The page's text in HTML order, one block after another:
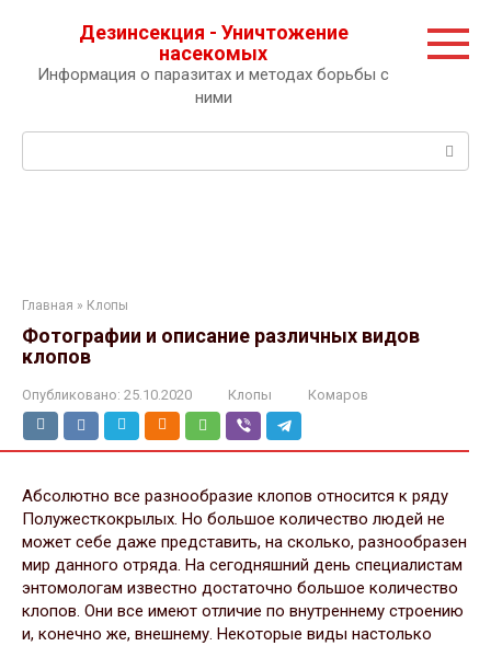
Дезинсекция - Уничтожение
насекомых
Информация о паразитах и методах борьбы с
ними
Главная » Клопы
Фотографии и описание различных видов
клопов
Опубликовано: 25.10.2020 Клопы Комаров
Абсолютно все разнообразие клопов относится к ряду
Полужесткокрылых. Но большое количество людей не
может себе даже представить, на сколько, разнообразен
мир данного отряда. На сегодняшний день специалистам
энтомологам известно достаточно большое количество
клопов. Они все имеют отличие по внутреннему строению
и, конечно же, внешнему. Некоторые виды настолько